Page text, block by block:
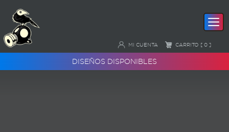
MI CUENTA CARRITO [ 0 ]
DISEÑOS DISPONIBLES